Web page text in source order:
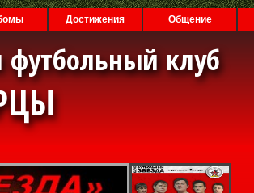
Достижения Общение
клуб